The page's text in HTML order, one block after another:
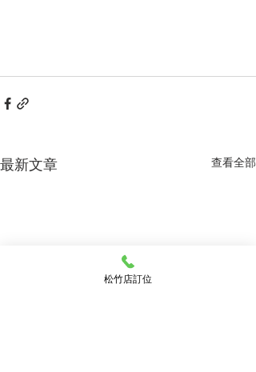
最新文章 查看全部
松竹店訂位